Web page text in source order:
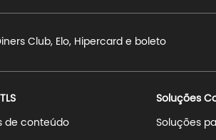
Club, Elo, Hipercard e boleto
de conteúdo
Soluções
Soluções